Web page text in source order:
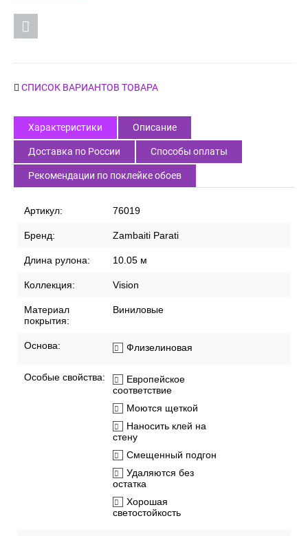
СПИСОК ВАРИАНТОВ ТОВАРА
Характеристики Описание
Доставка по России Способы оплаты
Рекомендации по поклейке обоев
Артикул: 76019
Бренд: Zambaiti Parati
Длина рулона: 10.05 м
Коллекция: Vision
Материал
покрытия:
Виниловые
Основа: Флизелиновая
Особые свойства:
Европейское
соответствие
Моются щеткой
Наносить клей на
стену
Смещенный подгон
Удаляются без
остатка
Хорошая
светостойкость